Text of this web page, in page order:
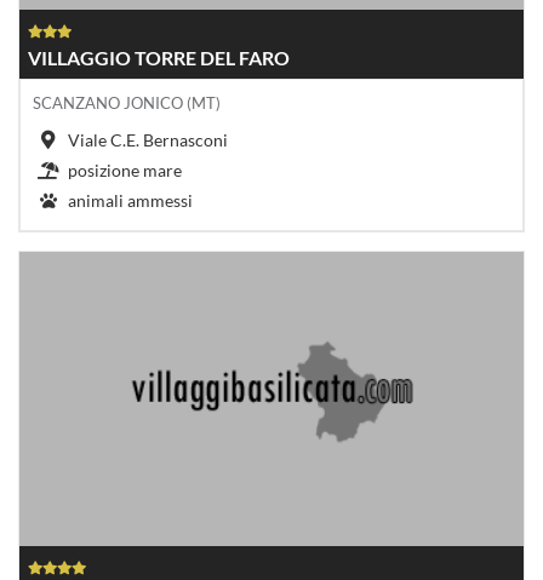
VILLAGGIO TORRE DEL FARO
SCANZANO JONICO (MT)
Viale C.E. Bernasconi
posizione mare
animali ammessi